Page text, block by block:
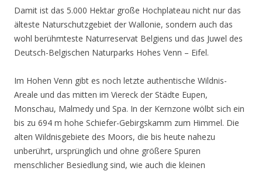
Damit ist das 5.000 Hektar große Hochplateau nicht nur das
älteste Naturschutzgebiet der Wallonie, sondern auch das
wohl berühmteste Naturreservat Belgiens und das Juwel des
Deutsch-Belgischen Naturparks Hohes Venn – Eifel.
Im Hohen Venn gibt es noch letzte authentische Wildnis-
Areale und das mitten im Viereck der Städte Eupen,
Monschau, Malmedy und Spa. In der Kernzone wölbt sich ein
bis zu 694 m hohe Schiefer-Gebirgskamm zum Himmel. Die
alten Wildnisgebiete des Moors, die bis heute nahezu
unberührt, ursprünglich und ohne größere Spuren
menschlicher Besiedlung sind, wie auch die kleinen